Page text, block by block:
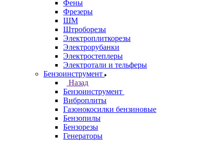
Фены
Фрезеры
ШМ
Штроборезы
Электроплиткорезы
Электрорубанки
Электростеплеры
Электротали и тельферы
Бензоинструмент
Назад
Бензоинструмент
Виброплиты
Газонокосилки бензиновые
Бензопилы
Бензорезы
Генераторы